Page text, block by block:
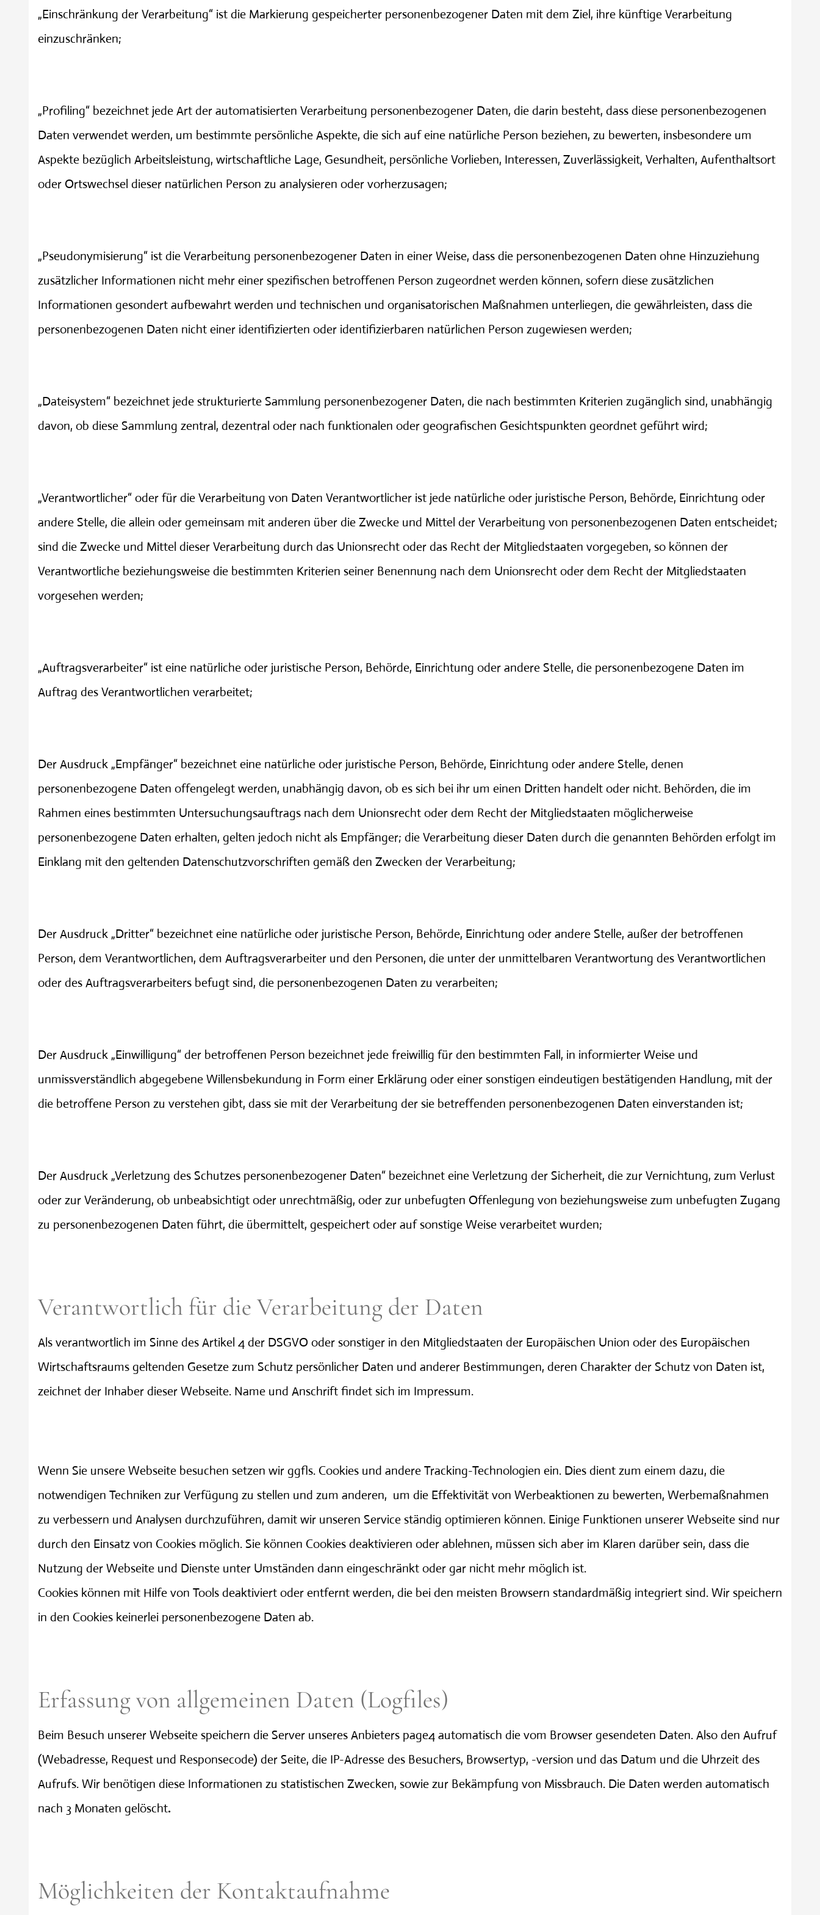
„Einschränkung der Verarbeitung“ ist die Markierung gespeicherter personenbezogener Daten mit dem Ziel, ihre künftige Verarbeitung
einzuschränken;
„Profiling“ bezeichnet jede Art der automatisierten Verarbeitung personenbezogener Daten, die darin besteht, dass diese personenbezogenen
Daten verwendet werden, um bestimmte persönliche Aspekte, die sich auf eine natürliche Person beziehen, zu bewerten, insbesondere um
Aspekte bezüglich Arbeitsleistung, wirtschaftliche Lage, Gesundheit, persönliche Vorlieben, Interessen, Zuverlässigkeit, Verhalten, Aufenthaltsort
oder Ortswechsel dieser natürlichen Person zu analysieren oder vorherzusagen;
„Pseudonymisierung“ ist die Verarbeitung personenbezogener Daten in einer Weise, dass die personenbezogenen Daten ohne Hinzuziehung
zusätzlicher Informationen nicht mehr einer spezifischen betroffenen Person zugeordnet werden können, sofern diese zusätzlichen
Informationen gesondert aufbewahrt werden und technischen und organisatorischen Maßnahmen unterliegen, die gewährleisten, dass die
personenbezogenen Daten nicht einer identifizierten oder identifizierbaren natürlichen Person zugewiesen werden;
„Dateisystem“ bezeichnet jede strukturierte Sammlung personenbezogener Daten, die nach bestimmten Kriterien zugänglich sind, unabhängig
davon, ob diese Sammlung zentral, dezentral oder nach funktionalen oder geografischen Gesichtspunkten geordnet geführt wird;
„Verantwortlicher“ oder für die Verarbeitung von Daten Verantwortlicher ist jede natürliche oder juristische Person, Behörde, Einrichtung oder
andere Stelle, die allein oder gemeinsam mit anderen über die Zwecke und Mittel der Verarbeitung von personenbezogenen Daten entscheidet;
sind die Zwecke und Mittel dieser Verarbeitung durch das Unionsrecht oder das Recht der Mitgliedstaaten vorgegeben, so können der
Verantwortliche beziehungsweise die bestimmten Kriterien seiner Benennung nach dem Unionsrecht oder dem Recht der Mitgliedstaaten
vorgesehen werden;
„Auftragsverarbeiter“ ist eine natürliche oder juristische Person, Behörde, Einrichtung oder andere Stelle, die personenbezogene Daten im
Auftrag des Verantwortlichen verarbeitet;
Der Ausdruck „Empfänger“ bezeichnet eine natürliche oder juristische Person, Behörde, Einrichtung oder andere Stelle, denen
personenbezogene Daten offengelegt werden, unabhängig davon, ob es sich bei ihr um einen Dritten handelt oder nicht. Behörden, die im
Rahmen eines bestimmten Untersuchungsauftrags nach dem Unionsrecht oder dem Recht der Mitgliedstaaten möglicherweise
personenbezogene Daten erhalten, gelten jedoch nicht als Empfänger; die Verarbeitung dieser Daten durch die genannten Behörden erfolgt im
Einklang mit den geltenden Datenschutzvorschriften gemäß den Zwecken der Verarbeitung;
Der Ausdruck „Dritter“ bezeichnet eine natürliche oder juristische Person, Behörde, Einrichtung oder andere Stelle, außer der betroffenen
Person, dem Verantwortlichen, dem Auftragsverarbeiter und den Personen, die unter der unmittelbaren Verantwortung des Verantwortlichen
oder des Auftragsverarbeiters befugt sind, die personenbezogenen Daten zu verarbeiten;
Der Ausdruck „Einwilligung“ der betroffenen Person bezeichnet jede freiwillig für den bestimmten Fall, in informierter Weise und
unmissverständlich abgegebene Willensbekundung in Form einer Erklärung oder einer sonstigen eindeutigen bestätigenden Handlung, mit der
die betroffene Person zu verstehen gibt, dass sie mit der Verarbeitung der sie betreffenden personenbezogenen Daten einverstanden ist;
Der Ausdruck „Verletzung des Schutzes personenbezogener Daten“ bezeichnet eine Verletzung der Sicherheit, die zur Vernichtung, zum Verlust
oder zur Veränderung, ob unbeabsichtigt oder unrechtmäßig, oder zur unbefugten Offenlegung von beziehungsweise zum unbefugten Zugang
zu personenbezogenen Daten führt, die übermittelt, gespeichert oder auf sonstige Weise verarbeitet wurden;
Verantwortlich für die Verarbeitung der Daten
Als verantwortlich im Sinne des Artikel 4 der DSGVO oder sonstiger in den Mitgliedstaaten der Europäischen Union oder des Europäischen
Wirtschaftsraums geltenden Gesetze zum Schutz persönlicher Daten und anderer Bestimmungen, deren Charakter der Schutz von Daten ist,
zeichnet der Inhaber dieser Webseite. Name und Anschrift findet sich im Impressum.
Wenn Sie unsere Webseite besuchen setzen wir ggfls. Cookies und andere Tracking-Technologien ein. Dies dient zum einem dazu, die
notwendigen Techniken zur Verfügung zu stellen und zum anderen, um die Effektivität von Werbeaktionen zu bewerten, Werbemaßnahmen
zu verbessern und Analysen durchzuführen, damit wir unseren Service ständig optimieren können. Einige Funktionen unserer Webseite sind nur
durch den Einsatz von Cookies möglich. Sie können Cookies deaktivieren oder ablehnen, müssen sich aber im Klaren darüber sein, dass die
Nutzung der Webseite und Dienste unter Umständen dann eingeschränkt oder gar nicht mehr möglich ist.
Cookies können mit Hilfe von Tools deaktiviert oder entfernt werden, die bei den meisten Browsern standardmäßig integriert sind. Wir speichern
in den Cookies keinerlei personenbezogene Daten ab.
Erfassung von allgemeinen Daten (Logfiles)
Beim Besuch unserer Webseite speichern die Server unseres Anbieters page4 automatisch die vom Browser gesendeten Daten. Also den Aufruf
(Webadresse, Request und Responsecode) der Seite, die IP-Adresse des Besuchers, Browsertyp, -version und das Datum und die Uhrzeit des
Aufrufs. Wir benötigen diese Informationen zu statistischen Zwecken, sowie zur Bekämpfung von Missbrauch. Die Daten werden automatisch
nach 3 Monaten gelöscht.
Möglichkeiten der Kontaktaufnahme